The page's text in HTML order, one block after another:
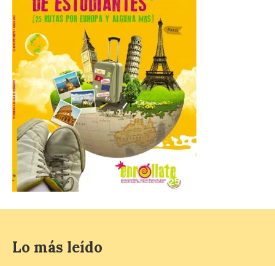
Incide en que el eclipse se
verá desde múltiples
puntos de la ciudad, por lo
que no será necesario
desplazarse y se
recomienda no acudir a Gijón/Xixón en
coche ni usarlo ese día. Los accesos a
la Campa Torres y La […]
La decimonovena
fotografía de León de…
viaje nos llega desde la
Madrid
Lo más leído